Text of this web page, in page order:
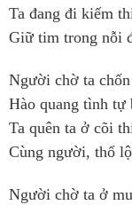
Ta đang đi kiếm
Giữ tim trong nỗi
Người chờ ta
Hào quang tình tự
Ta quên ta ở cõi
Cùng người, thổ
Người chờ ta ở